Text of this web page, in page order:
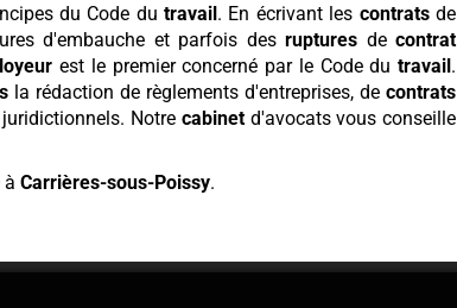
du Code dutravail. En écrivant les contratsde
d'embauche et parfois desruptures de contrat
est le premier concerné par le Code du travail.
la rédaction de règlements d'entreprises, de contrats
Notre cabinetd'avocats vous conseille
àCarrières-sous-Poissy.